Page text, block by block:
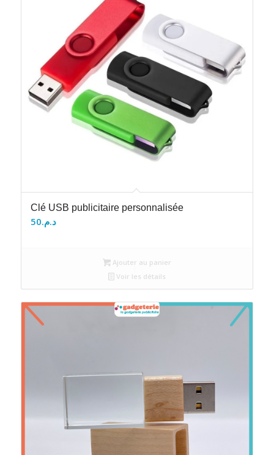
Clé USB publicitaire personnalisée
د.م.50
Ajouter au panier
Voir les détails